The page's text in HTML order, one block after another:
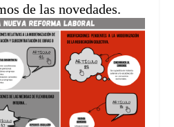
de las novedades.